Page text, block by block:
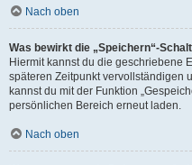
Nach oben
Was bewirkt die „Speichern“-
Hiermit kannst du die geschriebene
späteren Zeitpunkt vervollständigen
kannst du mit der Funktion
persönlichen Bereich erneut laden.
Nach oben